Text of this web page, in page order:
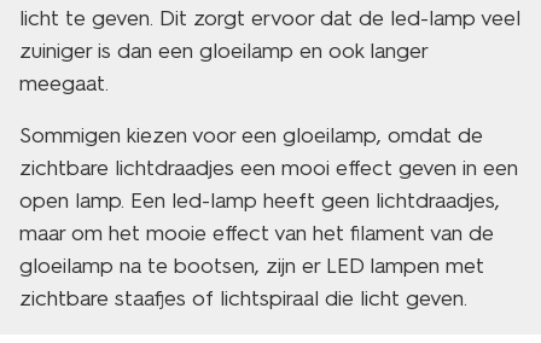
licht te geven. Dit zorgt ervoor dat de led-lamp veel
zuiniger is dan een gloeilamp en ook langer
meegaat.
Sommigen kiezen voor een gloeilamp, omdat de
zichtbare lichtdraadjes een mooi effect geven in een
open lamp. Een led-lamp heeft geen lichtdraadjes,
maar om het mooie effect van het filament van de
gloeilamp na te bootsen, zijn er LED lampen met
zichtbare staafjes of lichtspiraal die licht geven.